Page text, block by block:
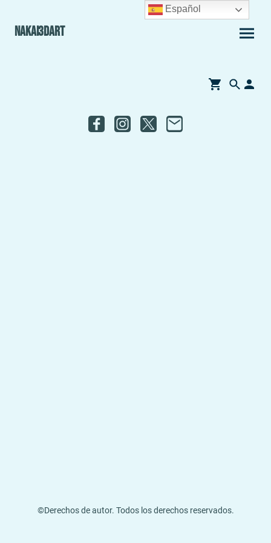
Nakai3Dart
©Derechos de autor. Todos los derechos reservados.
Español